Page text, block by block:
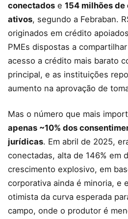
conectados e 154 milhões
ativos, segundo a Febraban.
originados em crédito
PMEs dispostas a
acesso a crédito mais barato
principal, e as instituições
aumento na aprovação de
Mas o número que mais
apenas ~10% dos
jurídicas. Em abril de 2025,
conectadas, alta de 146% em
crescimento explosivo, em
corporativa ainda é minoria, e
otimista da curva esperada
campo, onde o produtor é